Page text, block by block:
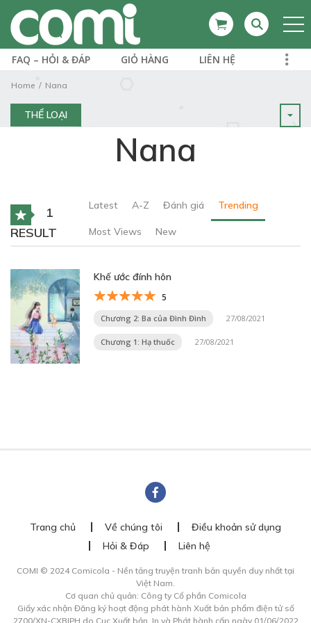
FAQ – HỎI & ĐÁP GIỎ HÀNG LIÊN HỆ
Home Nana
THỂ LOẠI
Nana
1
RESULT
Latest A-Z Đánh giá Trending
Most Views New
Khế ước đính hôn
5
Chương 2: Ba của Đình Đình 27/08/2021
Chương 1: Hạ thuốc 27/08/2021
Trang chủ Về chúng tôi
Điều khoản sử dụng
Hỏi & Đáp
Liên hệ
COMI © 2024 Comicola - Nền tảng truyện tranh bản quyền duy nhất tại
Việt Nam.
Cơ quan chủ quản: Công ty Cổ phần Comicola
Giấy xác nhận Đăng ký hoạt động phát hành Xuất bản phẩm điện tử số
2700/XN-CXBIPH do Cục Xuất bản, In và Phát hành cấp ngày 01/06/2022